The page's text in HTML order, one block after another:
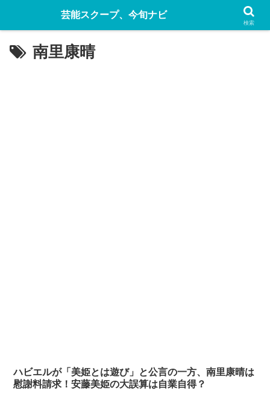
南里康晴
ハビエルが「美姫とは遊び」と公言の一方、南里康晴は
慰謝料請求！安藤美姫の大誤算は自業自得？
芸能スクープ、今旬ナビ
検索